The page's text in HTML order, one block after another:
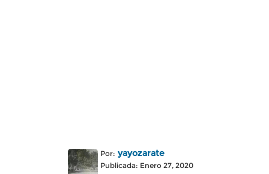
Por: yayozarate
Publicada: Enero 27, 2020